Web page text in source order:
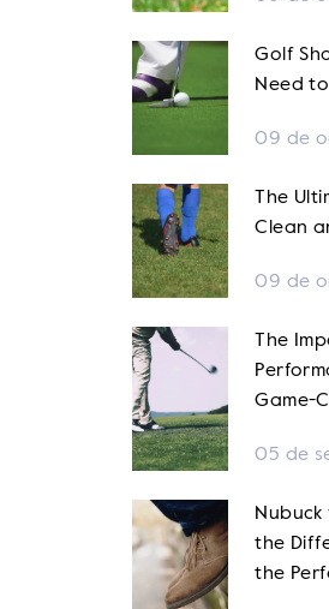
Golf
Need
09 de
The
Clean
09 de
The
Game-
05 de
Nubuck
the
the